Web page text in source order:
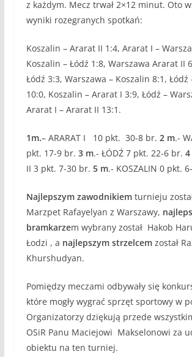
z każdym. Mecz trwał 2×12 minut. Oto
wyniki rozegranych spotkań:
Koszalin – Ararat II 1:4, Ararat I –
Koszalin – Łódź 1:8, Warszawa Ararat II
Łódź 3:3, Warszawa – Koszalin 8:1, Łódź
10:0, Koszalin – Ararat I 3:9, Łódź –
Ararat I – Ararat II 13:1.
1m.– ARARAT I 10 pkt. 30-8 br. 2 m.-
pkt. 17-9 br. 3 m.- ŁÓDŹ 7 pkt. 22-6 br.
II 3 pkt. 7-30 br. 5 m.- KOSZALIN 0 pkt.
Najlepszym zawodnikiemturnieju
Marzpet Rafayelyan z Warszawy,
bramkarzem wybrany został Hakob
Łodzi , a najlepszym strzelcemzostał
Khurshudyan.
Pomiędzy meczami odbywały się
które mogły wygrać sprzęt sportowy w
Organizatorzy dziękują przede
OSiR Panu Maciejowi Makselonowi za
obiektu na ten turniej.